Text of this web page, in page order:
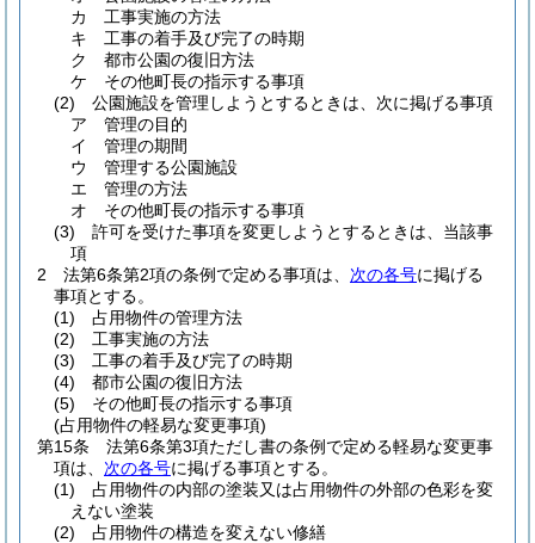
カ
工事実施の方法
キ
工事の着手及び完了の時期
ク
都市公園の復旧方法
ケ
その他町長の指示する事項
(2)
公園施設を管理しようとするときは、次に掲げる事項
ア
管理の目的
イ
管理の期間
ウ
管理する公園施設
エ
管理の方法
オ
その他町長の指示する事項
(3)
許可を受けた事項を変更しようとするときは、当該事
項
2
法第6条第2項の条例で定める事項は、 次の各号に掲げる
事項とする。
(1)
占用物件の管理方法
(2)
工事実施の方法
(3)
工事の着手及び完了の時期
(4)
都市公園の復旧方法
(5)
その他町長の指示する事項
(占用物件の軽易な変更事項)
第15条
法第6条第3項ただし書の条例で定める軽易な変更事
項は、 次の各号に掲げる事項とする。
(1)
占用物件の内部の塗装又は占用物件の外部の色彩を変
えない塗装
(2)
占用物件の構造を変えない修繕